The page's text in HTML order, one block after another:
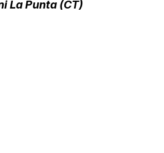
La Punta (CT)